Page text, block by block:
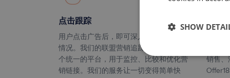
点击跟踪
用户点击广告后，即可深入了解广告支出
情况。我们的联盟营销追踪软件提供了一
个统一的平台，用于监控、比较和优化营
销链接。我们的服务让一切变得简单快
销售、
SHOW